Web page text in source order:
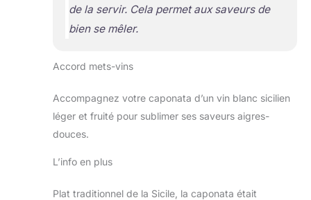
de la servir. Cela permet aux saveurs de
bien se mêler.
Accord mets-vins
Accompagnez votre caponata d’un vin blanc sicilien
léger et fruité pour sublimer ses saveurs aigres-
douces.
L’info en plus
Plat traditionnel de la Sicile, la caponata était